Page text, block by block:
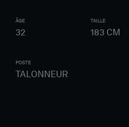
ÂGE
32
TAILLE
183 CM
POSTE
TALONNEUR